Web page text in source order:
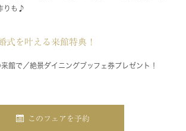
りも♪
式を叶える来館特典！
館で／絶景ダイニングブッフェ券プレゼント！
このフェアを予約